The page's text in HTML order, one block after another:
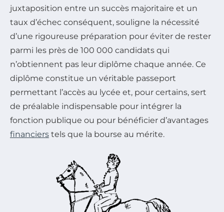
juxtaposition entre un succès majoritaire et un
taux d’échec conséquent, souligne la nécessité
d’une rigoureuse préparation pour éviter de rester
parmi les près de 100 000 candidats qui
n’obtiennent pas leur diplôme chaque année. Ce
diplôme constitue un véritable passeport
permettant l’accès au lycée et, pour certains, sert
de préalable indispensable pour intégrer la
fonction publique ou pour bénéficier d’avantages
financiers tels que la bourse au mérite.